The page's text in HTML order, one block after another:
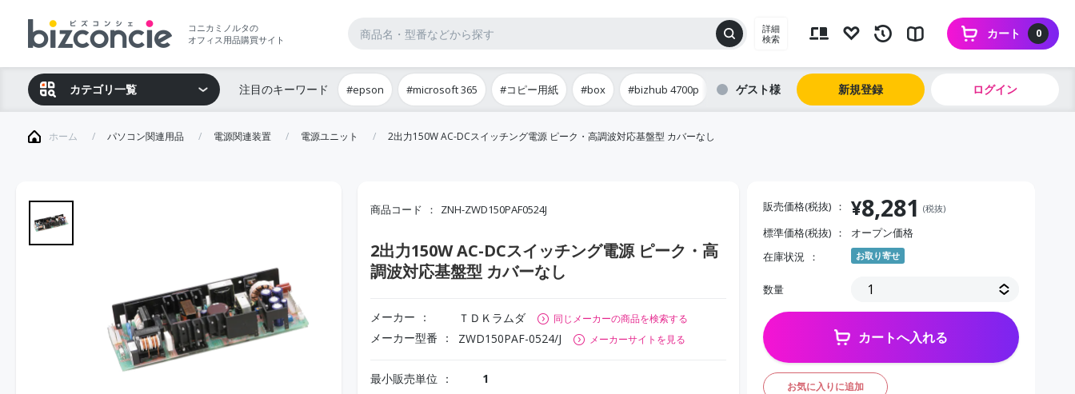
コニカミノルタの
オフィス用品購買サイト
詳細
検索
0
カート
カテゴリ一覧 注目のキーワード #epson #microsoft 365 #コピー用紙 #box #bizhub 4700p ゲスト 新規登録 ログイン
ホーム パソコン関連用品 電源関連装置 電源ユニット 2出力150W AC-DCスイッチング電源 ピーク・高調波対応基盤型 カバーなし
商品コード ZNH-ZWD150PAF0524J
2出力150W AC-DCスイッチング電源 ピーク・高
調波対応基盤型 カバーなし
メーカー ＴＤＫラムダ 同じメーカーの商品を検索する
メーカー型番 ZWD150PAF-0524/J メーカーサイトを見る
最小販売単位 1
販売価格(税抜) ¥8,281 (税抜)
標準価格(税抜)
オープン価格
在庫状況
お取り寄せ
数量
カートへ入れる
お気に入りに追加